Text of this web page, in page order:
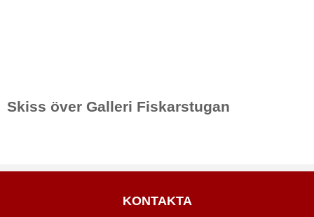
Skiss över Galleri Fiskarstugan
KONTAKTA